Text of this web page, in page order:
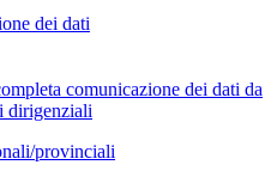
dei dati
comunicazione dei dati da
dirigenziali
provinciali